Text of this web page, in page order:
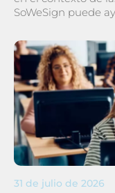
SoWeSign puede
31 de julio de 2026